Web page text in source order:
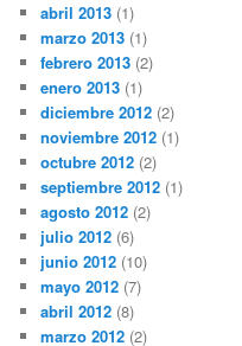
abril 2013 (1)
marzo 2013 (1)
febrero 2013 (2)
enero 2013 (1)
diciembre 2012 (2)
noviembre 2012 (1)
octubre 2012 (2)
septiembre 2012 (1)
agosto 2012 (2)
julio 2012 (6)
junio 2012 (10)
mayo 2012 (7)
abril 2012 (8)
marzo 2012 (2)